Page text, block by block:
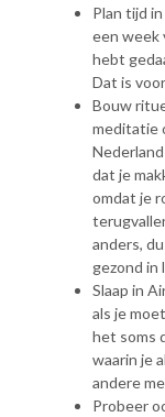
Plan tijd
een week
hebt
Dat is
Bouw
meditatie
dat je
omdat je
anders,
gezond in
Slaap in
als je
het soms
waarin je
andere
Probeer